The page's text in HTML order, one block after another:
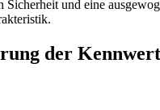
Sicherheit und eine
der